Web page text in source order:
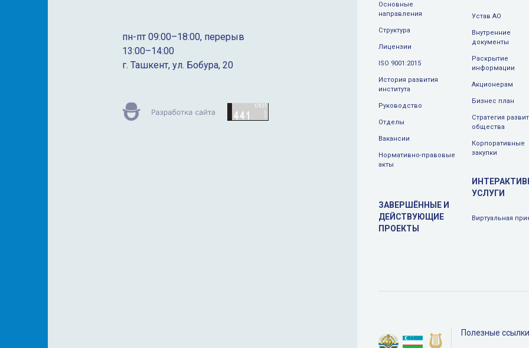
пн-пт 09:00–18:00, перерыв
13:00–14:00
г. Ташкент, ул. Бобура, 20
Основные
направления
Структура
Лицензии
ISO 9001:2015
История развития
института
Руководство
Отделы
Вакансии
Нормативно-правовые
акты
ЗАВЕРШЁННЫЕ И
ДЕЙСТВУЮЩИЕ
ПРОЕКТЫ
Устав АО
Внутренние
документы
Раскрытие
информации
Aкционерам
Бизнес план
Стратегия
общества
Корпоративные
закупки
УСЛУГИ
Виртуальная
Полезные ссылки